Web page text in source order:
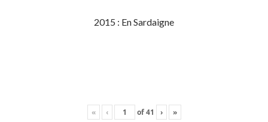
2015 : En Sardaigne
« ‹ of41 › »